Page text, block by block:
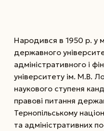
Народився в 1950 р. у
державного
адміністративного і
університету ім. М.В.
наукового ступеня
правові питання
Тернопільському
та адміністративних